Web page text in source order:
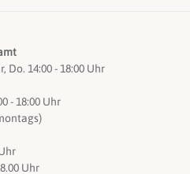
Do. 14:00 - 18:00 Uhr
- 18:00 Uhr
Uhr